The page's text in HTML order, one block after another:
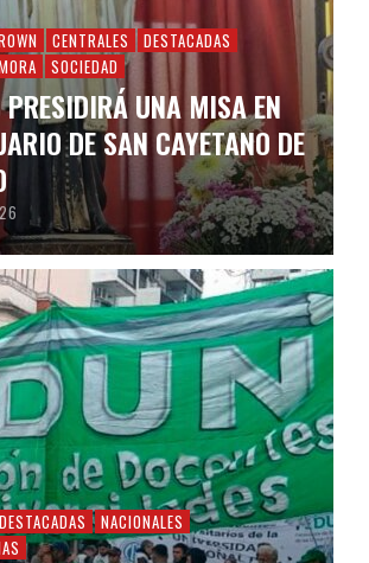
CENTRALES
DESTACADAS
SOCIEDAD
PRESIDIRÁ UNA MISA EN
DE SAN CAYETANO DE
DESTACADAS
NACIONALES